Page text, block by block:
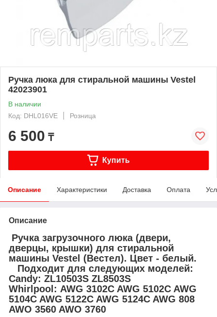
Ручка люка для стиральной машины Vestel
42023901
В наличии
Код: DHL016VE
Розница
6 500 ₸
Купить
Описание Характеристики Доставка Оплата
Описание
Ручка загрузочного люка (двери,
дверцы, крышки) для стиральной
машины Vestel (Вестел). Цвет - белый.
Подходит для следующих моделей:
Candy: ZL10503S ZL8503S
Whirlpool: AWG 3102C AWG 5102C AWG
5104C AWG 5122C AWG 5124C AWG 808
AWO 3560 AWO 3760